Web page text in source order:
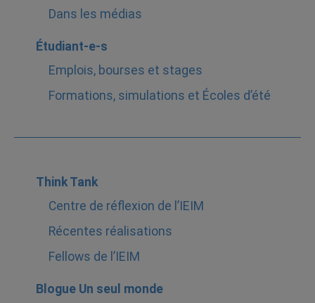
Dans les médias
Étudiant-e-s
Emplois, bourses et stages
Formations, simulations et Écoles d’été
Think Tank
Centre de réflexion de l’IEIM
Récentes réalisations
Fellows de l’IEIM
Blogue Un seul monde